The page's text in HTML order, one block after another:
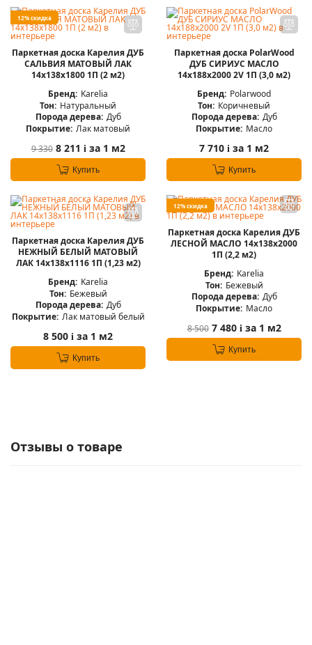
12% скидка
Паркетная доска Карелия ДУБ
САЛЬВИЯ МАТОВЫЙ ЛАК
14x138x1800 1П (2 м2)
Бренд: Karelia
Тон: Натуральный
Порода дерева: Дуб
Покрытие: Лак матовый
9 330 8 211 iза 1 м2
Купить
Паркетная доска PolarWood
ДУБ СИРИУС МАСЛО
14x188x2000 2V 1П (3,0 м2)
Бренд: Polarwood
Тон: Коричневый
Порода дерева: Дуб
Покрытие: Масло
7 710 i за 1 м2
Купить
Паркетная доска Карелия ДУБ
НЕЖНЫЙ БЕЛЫЙ МАТОВЫЙ
ЛАК 14x138x1116 1П (1,23 м2)
Бренд: Karelia
Тон: Бежевый
Порода дерева: Дуб
Покрытие: Лак матовый белый
8 500 i за 1 м2
Купить
12% скидка
Паркетная доска Карелия ДУБ
ЛЕСНОЙ МАСЛО 14x138x2000
1П (2,2 м2)
Бренд: Karelia
Тон: Бежевый
Порода дерева: Дуб
Покрытие: Масло
8 500 7 480 iза 1 м2
Купить
Отзывы о товаре